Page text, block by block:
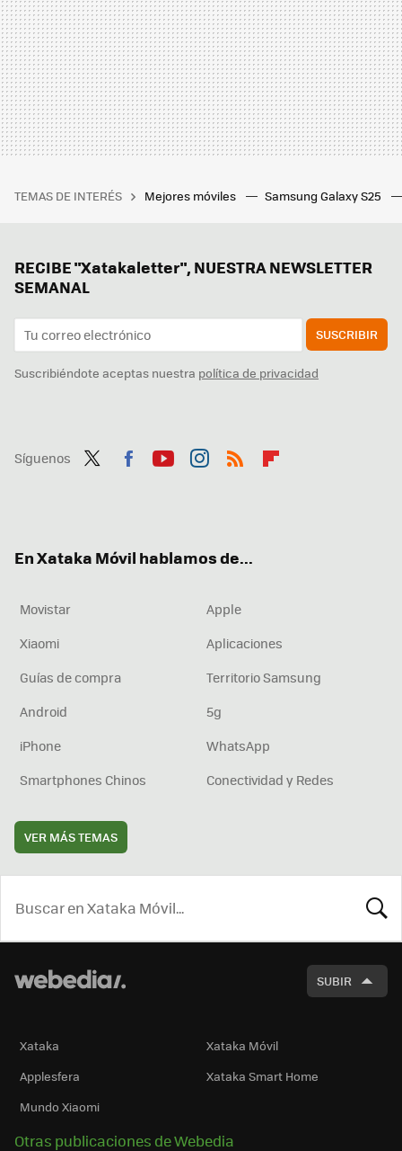
TEMAS DE INTERÉS Mejores móviles Samsung Galaxy S25
RECIBE "Xatakaletter", NUESTRA NEWSLETTER
SEMANAL
SUSCRIBIR
Suscribiéndote aceptas nuestra política de privacidad
Síguenos
En Xataka Móvil hablamos de...
Movistar
Apple
Xiaomi
Aplicaciones
Guías de compra
Territorio Samsung
Android
5g
iPhone
WhatsApp
Smartphones Chinos
Conectividad y Redes
VER MÁS TEMAS
SUBIR
Xataka
Xataka Móvil
Applesfera
Xataka Smart Home
Mundo Xiaomi
Otras publicaciones de Webedia